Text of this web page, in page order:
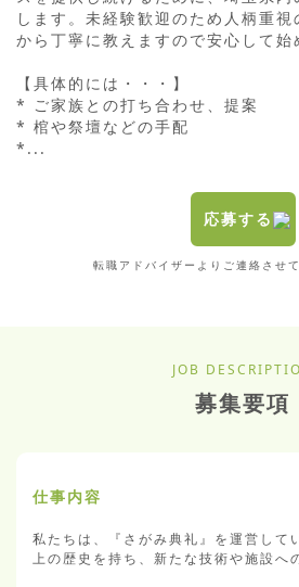
します。未経験歓迎のため人柄重
から丁寧に教えますので安心して始
【具体的には・・・】
* ご家族との打ち合わせ、提案
* 棺や祭壇などの手配
*...
応募する
転職アドバイザーよりご連絡させ
JOB
募集要項
仕事内容
私たちは、『さがみ典礼』を運営して
上の歴史を持ち、新たな技術や施設へ